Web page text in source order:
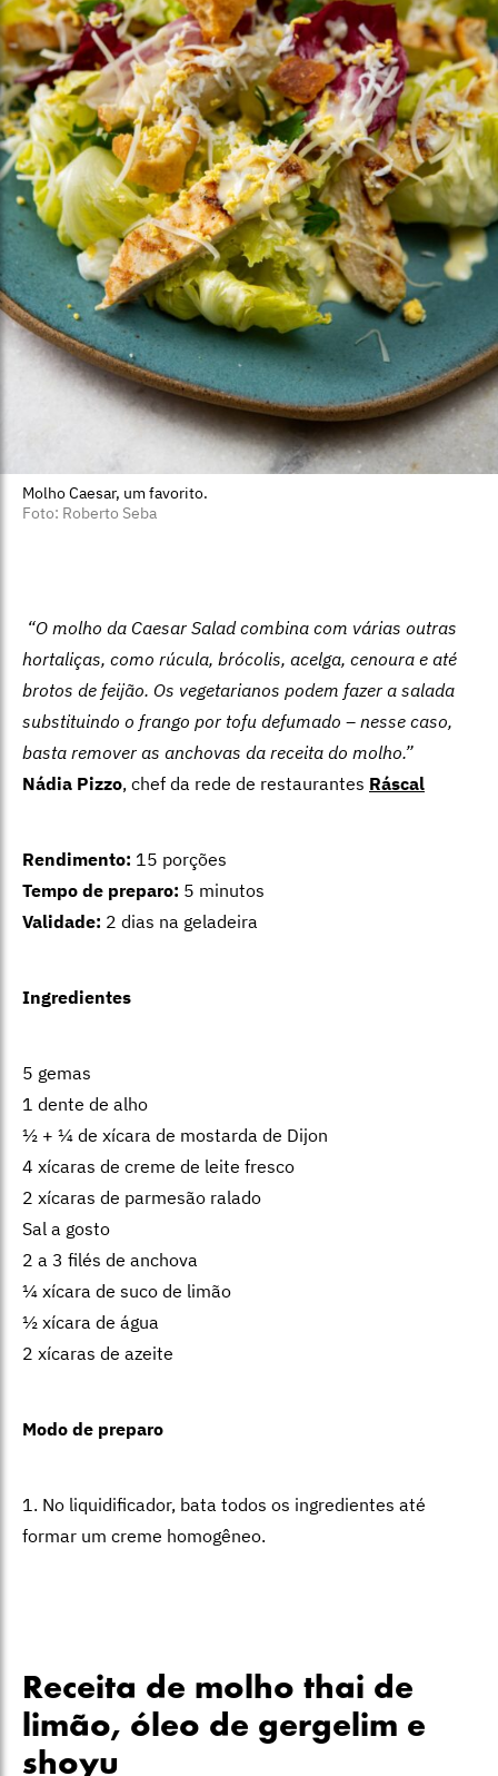
Molho Caesar, um favorito.
Foto: Roberto Seba
“O molho da Caesar Salad combina com várias outras
hortaliças, como rúcula, brócolis, acelga, cenoura e até
brotos de feijão. Os vegetarianos podem fazer a salada
substituindo o frango por tofu defumado – nesse caso,
basta remover as anchovas da receita do molho.”
Nádia Pizzo, chef da rede de restaurantes Ráscal
Rendimento: 15 porções
Tempo de preparo: 5 minutos
Validade: 2 dias na geladeira
Ingredientes
5 gemas
1 dente de alho
½ + ¼ de xícara de mostarda de Dijon
4 xícaras de creme de leite fresco
2 xícaras de parmesão ralado
Sal a gosto
2 a 3 filés de anchova
¼ xícara de suco de limão
½ xícara de água
2 xícaras de azeite
Modo de preparo
1. No liquidificador, bata todos os ingredientes até
formar um creme homogêneo.
Receita de molho thai de
limão, óleo de gergelim e
shoyu